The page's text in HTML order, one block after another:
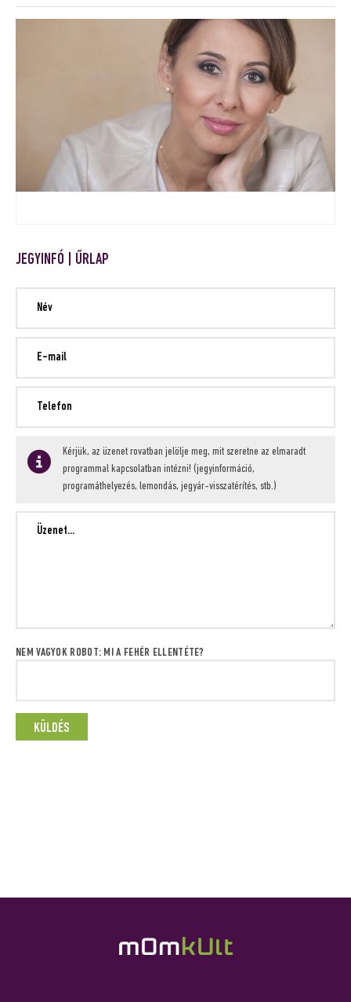
JEGYINFÓ | ŰRLAP
Kérjük, az üzenet rovatban jelölje meg, mit szeretne az elmaradt
programmal kapcsolatban intézni! (jegyinformáció,
programáthelyezés, lemondás, jegyár-visszatérítés, stb.)
NEM VAGYOK ROBOT: MI A FEHÉR ELLENTÉTE?